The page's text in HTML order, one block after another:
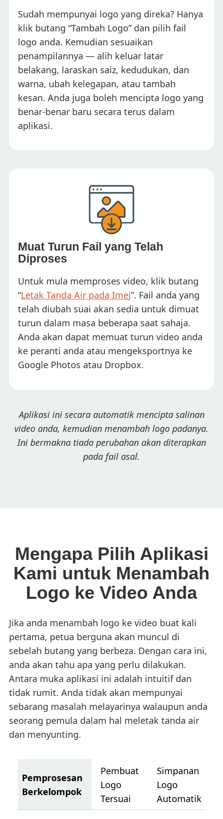
Sudah mempunyai logo yang direka? Hanya
klik butang “Tambah Logo” dan pilih fail
logo anda. Kemudian sesuaikan
penampilannya — alih keluar latar
belakang, laraskan saiz, kedudukan, dan
warna, ubah kelegapan, atau tambah
kesan. Anda juga boleh mencipta logo yang
benar-benar baru secara terus dalam
aplikasi.
Muat Turun Fail yang Telah
Diproses
Untuk mula memproses video, klik butang
“Letak Tanda Air pada Imej”. Fail anda yang
telah diubah suai akan sedia untuk dimuat
turun dalam masa beberapa saat sahaja.
Anda akan dapat memuat turun video anda
ke peranti anda atau mengeksportnya ke
Google Photos atau Dropbox.
Aplikasi ini secara automatik mencipta salinan
video anda, kemudian menambah logo padanya.
Ini bermakna tiada perubahan akan diterapkan
pada fail asal.
Mengapa Pilih Aplikasi
Kami untuk Menambah
Logo ke Video Anda
Jika anda menambah logo ke video buat kali
pertama, petua berguna akan muncul di
sebelah butang yang berbeza. Dengan cara ini,
anda akan tahu apa yang perlu dilakukan.
Antara muka aplikasi ini adalah intuitif dan
tidak rumit. Anda tidak akan mempunyai
sebarang masalah melayarinya walaupun anda
seorang pemula dalam hal meletak tanda air
dan menyunting.
Pemprosesan
Berkelompok
Pembuat
Logo
Tersuai
Simpanan
Logo
Automatik